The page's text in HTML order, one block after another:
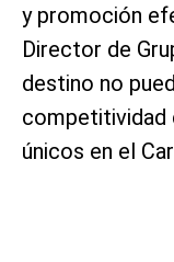
y promoción
Director de
destino no
competitividad
únicos en el